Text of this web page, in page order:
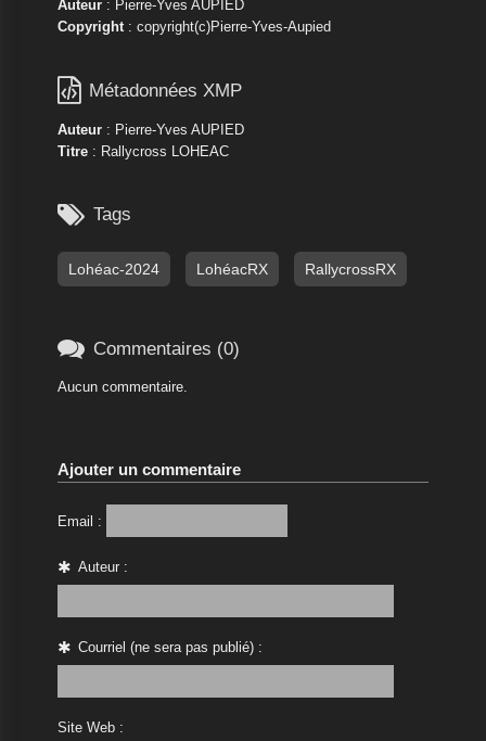
Auteur: Pierre-Yves AUPIED
Copyright: copyright(c)Pierre-Yves-Aupied
 Métadonnées XMP
Auteur: Pierre-Yves AUPIED
Titre: Rallycross LOHEAC
 Tags
Lohéac-2024 LohéacRX RallycrossRX
 Commentaires (0)
Aucun commentaire.
Ajouter un commentaire
Email :
Auteur :
Courriel (ne sera pas publié) :
Site Web :